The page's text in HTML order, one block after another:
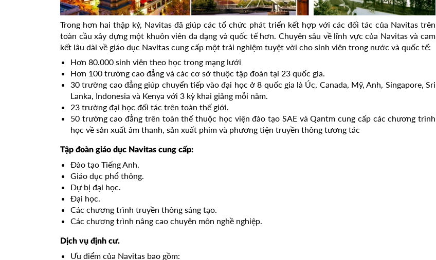
Trong hơn hai thập kỷ, Navitas đã giúp các tổ chức phát triển kết hợp với các đối tác của Navitas trên
toàn cầu xây dựng một khuôn viên đa dạng và quốc tế hơn. Chuyên sâu về lĩnh vực của Navitas và cam
kết lâu dài về giáo dục Navitas cung cấp một trải nghiệm tuyệt vời cho sinh viên trong nước và quốc tế:
Hơn 80.000 sinh viên theo học trong mạng lưới
Hơn 100 trường cao đẳng và các cơ sở thuộc tập đoàn tại 23 quốc gia.
30 trường cao đẳng giúp chuyển tiếp vào đại học ở 8 quốc gia là Úc, Canada, Mỹ, Anh, Singapore, Sri
Lanka, Indonesia và Kenya với 3 kỳ khai giảng mỗi năm.
23 trường đại học đối tác trên toàn thế giới.
50 trường cao đẳng trên toàn thế thuộc học viện đào tạo SAE và Qantm cung cấp các chương trình
học về sản xuất âm thanh, sản xuất phim và phương tiện truyền thông tương tác
Tập đoàn giáo dục Navitas cung cấp:
Đào tạo Tiếng Anh.
Giáo dục phổ thông.
Dự bị đại học.
Đại học.
Các chương trình truyền thông sáng tạo.
Các chương trình nâng cao chuyên môn nghề nghiệp.
Dịch vụ định cư.
Ưu điểm của Navitas bao gồm: